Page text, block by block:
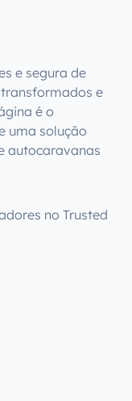
e segura de
e
é o
uma solução
autocaravanas
no Trusted